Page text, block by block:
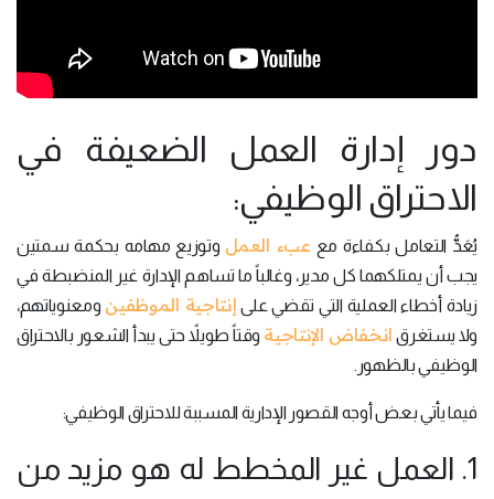
دور إدارة العمل الضعيفة في
الاحتراق الوظيفي:
يُعَدُّ التعامل بكفاءة مع عبء العمل وتوزيع مهامه بحكمة سمتين
يجب أن يمتلكهما كل مدير، وغالباً ما تساهم الإدارة غير المنضبطة في
زيادة أخطاء العملية التي تقضي على إنتاجية الموظفين ومعنوياتهم،
ولا يستغرق انخفاض الإنتاجية وقتاً طويلاً حتى يبدأ الشعور بالاحتراق
الوظيفي بالظهور.
فيما يأتي بعض أوجه القصور الإدارية المسببة للاحتراق الوظيفي:
1. العمل غير المخطط له هو مزيد من